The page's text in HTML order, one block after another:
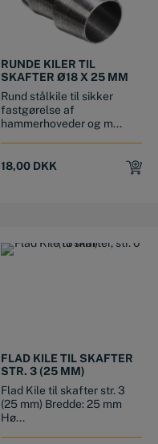
RUNDE KILER TIL
SKAFTER Ø18 X 25 MM
Rund stålkile til sikker
fastgørelse af
hammerhoveder og m...
18,00 DKK
FLAD KILE TIL SKAFTER
STR. 3 (25 MM)
Flad Kile til skafter str. 3
(25 mm) Bredde: 25 mm
Hø...